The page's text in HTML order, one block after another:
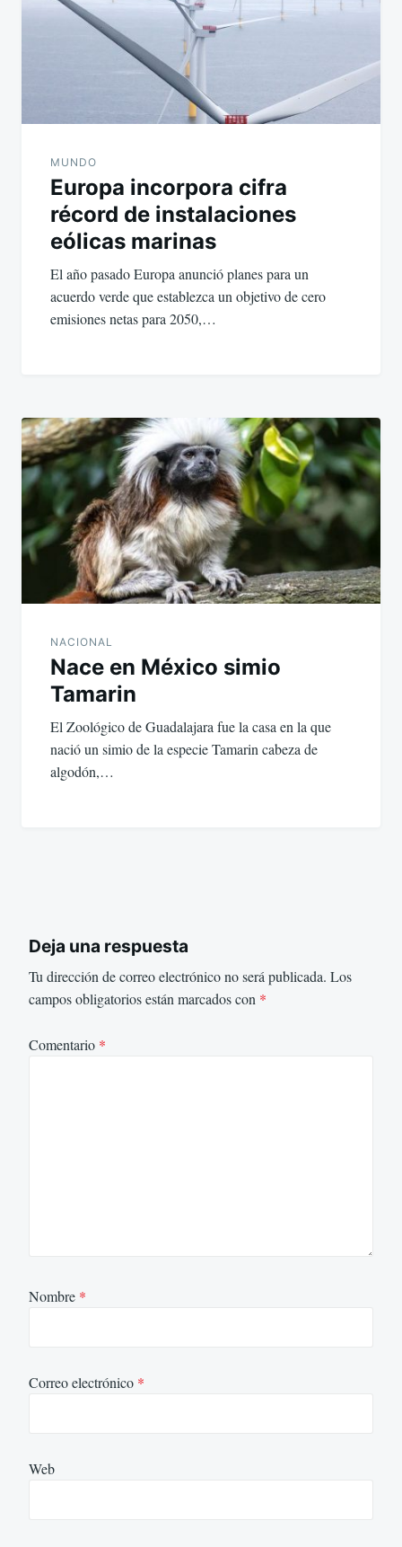
MUNDO
Europa incorpora cifra
récord de instalaciones
eólicas marinas
El año pasado Europa anunció planes para un
acuerdo verde que establezca un objetivo de cero
emisiones netas para 2050,…
NACIONAL
Nace en México simio
Tamarin
El Zoológico de Guadalajara fue la casa en la que
nació un simio de la especie Tamarin cabeza de
algodón,…
Deja una respuesta
Tu dirección de correo electrónico no será publicada. Los
campos obligatorios están marcados con *
Comentario *
Nombre *
Correo electrónico *
Web